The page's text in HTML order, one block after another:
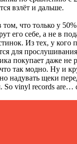
взлёт и дальше.
что только у
его себе, а не в
Из тех, у кого
для
покупает даже не
так модно. Ну и
надувать щеки
So vinyl records are…